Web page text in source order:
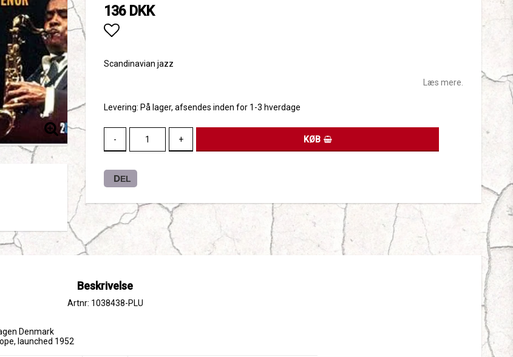
136 DKK
Scandinavian jazz
Læs mere.
Levering: På lager, afsendes inden for 1-3 hverdage
- + KØB
DEL
Beskrivelse
Artnr: 1038438-PLU
Denmark
launched 1952